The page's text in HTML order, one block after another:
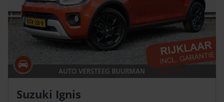
Suzuki Ignis